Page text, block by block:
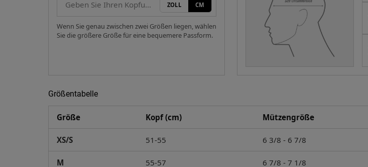
ZOLL CM
Wenn Sie genau zwischen zwei Größen liegen, wählen
Sie die größere Größe für eine bequemere Passform.
Größentabelle
Größe Kopf (cm) Mützengröße
XS/S 51-55 6 3/8 - 6 7/8
M 55-57 6 7/8 - 7 1/8